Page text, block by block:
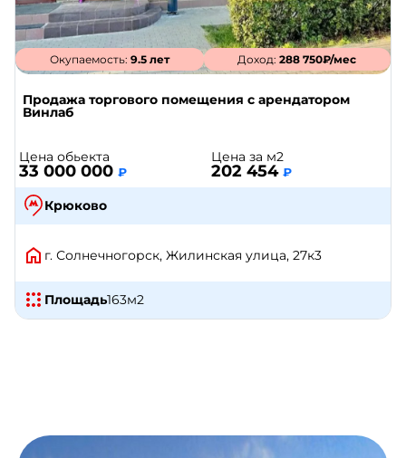
Окупаемость: 9.5 лет Доход:288 750₽/мес
Продажа торгового помещения с арендатором
Винлаб
Цена обьекта
33 000 000 ₽
Цена за м2
202 454 ₽
Крюково
г. Солнечногорск, Жилинская улица, 27к3
Площадь163м2